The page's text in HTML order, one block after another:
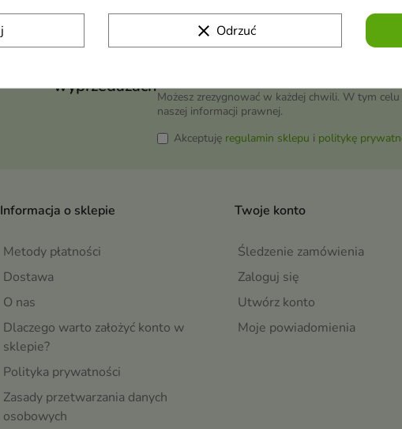
wyprzedażach
Możesz zrezygnować w każdej chwili. W tym celu
naszej informacji prawnej.
Akceptuję regulamin sklepu i politykę
Informacja o sklepie
Metody płatności
Dostawa
O nas
Dlaczego warto założyć konto w
sklepie?
Polityka prywatności
Zasady przetwarzania danych
osobowych
Twoje konto
Śledzenie zamówienia
Zaloguj się
Utwórz konto
Moje powiadomienia
clear Odrzuć